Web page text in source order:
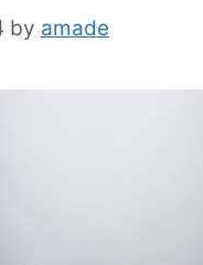
by amade